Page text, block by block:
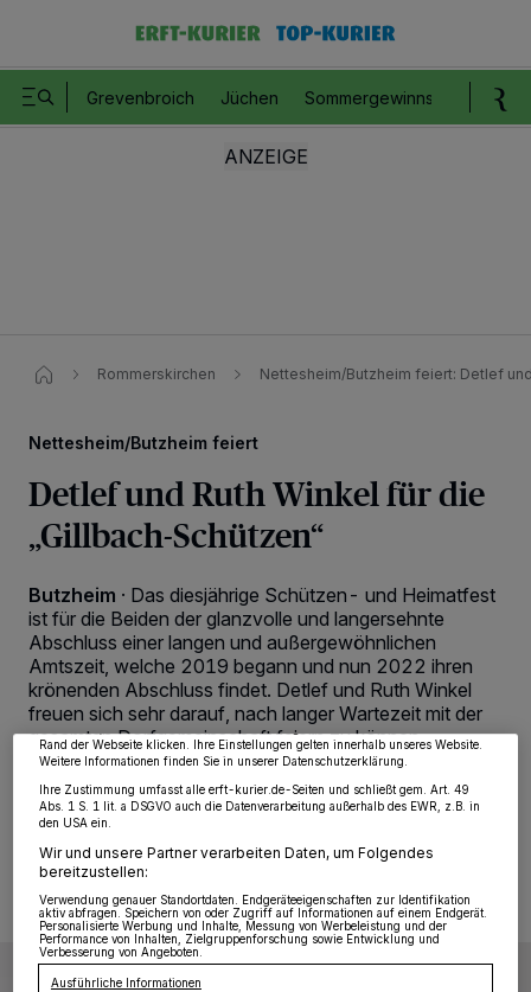
Grevenbroich Jüchen Sommergewinnspiel
Rommerskirchen Nettesheim/Butzheim feiert​: Detlef
Nettesheim/Butzheim feiert
Detlef und Ruth Winkel für die
„Gillbach-Schützen“
Butzheim · Das diesjährige Schützen- und Heimatfest
ist für die Beiden der glanzvolle und langersehnte
Abschluss einer langen und außergewöhnlichen
Amtszeit, welche 2019 begann und nun 2022 ihren
krönenden Abschluss findet. Detlef und Ruth Winkel
freuen sich sehr darauf, nach langer Wartezeit mit der
gesamten Dorfgemeinschaft feiern zu können.
Wir und unsere218-Partner speichern und greifen auf personenbezogene Daten
wie Browserdaten oder eindeutige Kennungen auf Ihrem Gerät zu. Durch Auswahl
von OK aktivieren Sie Tracking-Technologien für die unter „Wir und unsere
Partner verarbeiten Daten, um Ihnen Dienste bereitzustellen“ aufgeführten
Zwecke. Wenn Tracker deaktiviert sind, sind manche Inhalte und Anzeigen
möglicherweise nicht mehr so relevant für Sie. Sie können dieses Menü jederzeit
wieder aufrufen, um Ihre Einstellungen zu ändern oder Ihre Einwilligung zu
widerrufen, indem Sie auf den Link Einstellungen oder Ablehnen am unteren
Rand der Webseite klicken. Ihre Einstellungen gelten innerhalb unseres Website.
Weitere Informationen finden Sie in unserer Datenschutzerklärung.
Ihre Zustimmung umfasst alle erft-kurier.de-Seiten und schließt gem. Art. 49
Abs. 1 S. 1 lit. a DSGVO auch die Datenverarbeitung außerhalb des EWR, z.B. in
den USA ein.
Wir und unsere Partner verarbeiten Daten, um Folgendes
bereitzustellen:
Verwendung genauer Standortdaten. Endgeräteeigenschaften zur Identifikation
aktiv abfragen. Speichern von oder Zugriff auf Informationen auf einem Endgerät.
Personalisierte Werbung und Inhalte, Messung von Werbeleistung und der
Performance von Inhalten, Zielgruppenforschung sowie Entwicklung und
Verbesserung von Angeboten.
Ausführliche Informationen